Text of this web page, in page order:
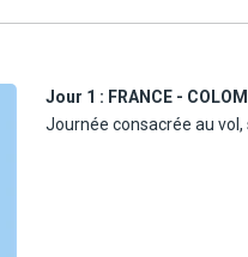
Jour 1 : FRANCE -
Journée consacrée au vol,